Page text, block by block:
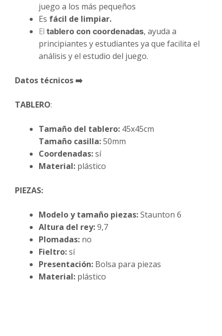
juego a los más pequeños
Es fácil de limpiar.
El tablero con coordenadas, ayuda a
principiantes y estudiantes ya que facilita el
análisis y el estudio del juego.
Datos técnicos ➡️
TABLERO:
Tamaño del tablero: 45x45cm
Tamaño casilla:50mm
Coordenadas:sí
Material: plástico
PIEZAS:
Modelo y tamaño piezas:Staunton 6
Altura del rey:9,7
Plomadas: no
Fieltro:sí
Presentación: Bolsa para piezas
Material: plástico